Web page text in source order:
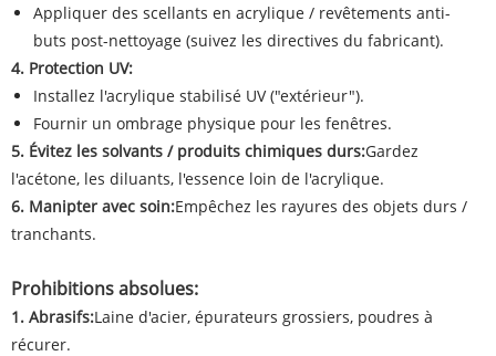
Appliquer des scellants en acrylique / revêtements anti-
buts post-nettoyage (suivez les directives du fabricant).
4. Protection UV:
Installez l'acrylique stabilisé UV ("extérieur").
Fournir un ombrage physique pour les fenêtres.
5. Évitez les solvants / produits chimiques durs:Gardez
l'acétone, les diluants, l'essence loin de l'acrylique.
6. Manipter avec soin:Empêchez les rayures des objets durs /
tranchants.
Prohibitions absolues:
1. Abrasifs:Laine d'acier, épurateurs grossiers, poudres à
récurer.